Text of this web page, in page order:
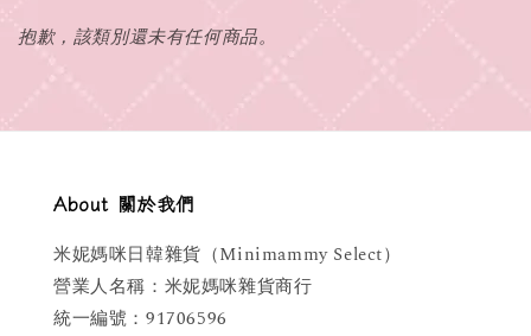
抱歉，該類別還未有任何商品。
About 關於我們
米妮媽咪日韓雜貨（Minimammy Select）
營業人名稱：米妮媽咪雜貨商行
統一編號：91706596